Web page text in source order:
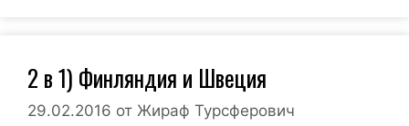
2 в 1) Финляндия и Швеция
29.02.2016 от Жираф Турсферович